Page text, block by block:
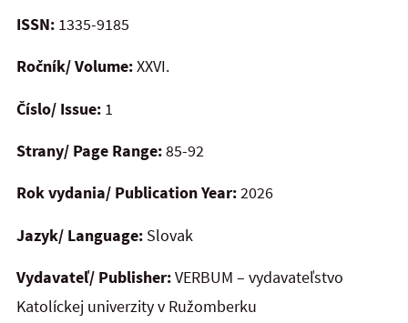
ISSN: 1335-9185
Ročník/ Volume:XXVI.
Číslo/ Issue: 1
Strany/ Page Range:85-92
Rok vydania/ Publication Year:2026
Jazyk/ Language: Slovak
Vydavateľ/ Publisher:VERBUM – vydavateľstvo
Katolíckej univerzity v Ružomberku